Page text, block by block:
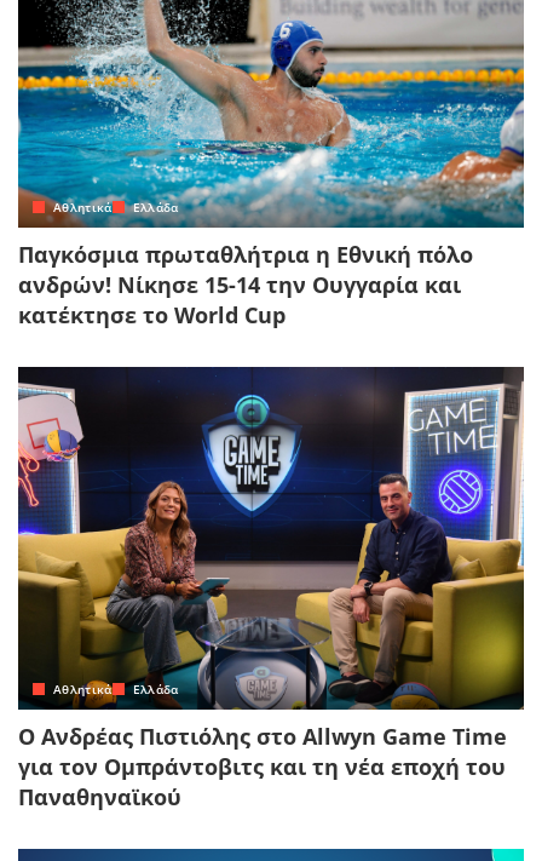
Αθλητικά Ελλάδα
Παγκόσμια πρωταθλήτρια η Εθνική πόλο
ανδρών! Νίκησε 15-14 την Ουγγαρία και
κατέκτησε το World Cup
Αθλητικά Ελλάδα
Ο Ανδρέας Πιστιόλης στο Allwyn Game Time
για τον Ομπράντοβιτς και τη νέα εποχή του
Παναθηναϊκού